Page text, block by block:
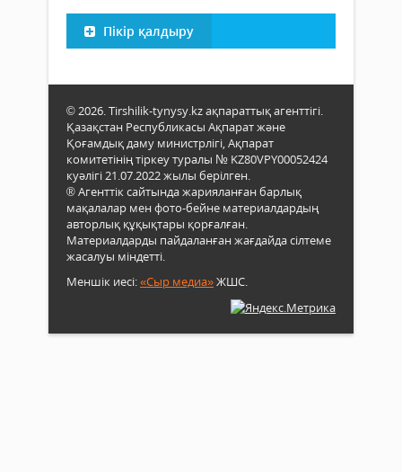
Пікір қалдыру
© 2026. Tirshilik-tynysy.kz ақпараттық агенттігі.
Қазақстан Республикасы Ақпарат және
Қоғамдық даму министрлігі, Ақпарат
комитетінің тіркеу туралы № KZ80VPY00052424
куәлігі 21.07.2022 жылы берілген.
® Агенттік сайтында жарияланған барлық
мақалалар мен фото-бейне материалдардың
авторлық құқықтары қорғалған.
Материалдарды пайдаланған жағдайда сілтеме
жасалуы міндетті.
Меншік иесі:«Сыр медиа»ЖШС.